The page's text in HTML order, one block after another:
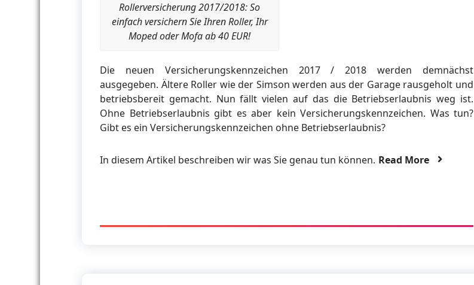
Rollerversicherung 2017/2018: So
einfach versichern Sie Ihren Roller, Ihr
Moped oder Mofa ab 40 EUR!
Die neuen Versicherungskennzeichen 2017 / 2018 werden demnächst
ausgegeben. Ältere Roller wie der Simson werden aus der Garage rausgeholt und
betriebsbereit gemacht. Nun fällt vielen auf das die Betriebserlaubnis weg ist.
Ohne Betriebserlaubnis gibt es aber kein Versicherungskennzeichen. Was tun?
Gibt es ein Versicherungskennzeichen ohne Betriebserlaubnis?
In diesem Artikel beschreiben wir was Sie genau tun können. Read More